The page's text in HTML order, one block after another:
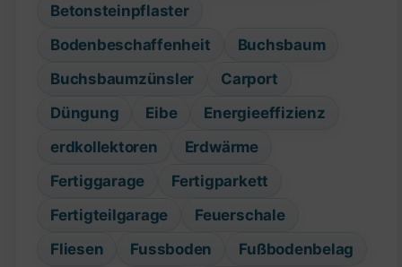
Betonsteinpflaster
Bodenbeschaffenheit
Buchsbaum
Buchsbaumzünsler
Carport
Düngung
Eibe
Energieeffizienz
erdkollektoren
Erdwärme
Fertiggarage
Fertigparkett
Fertigteilgarage
Feuerschale
Fliesen
Fussboden
Fußbodenbelag